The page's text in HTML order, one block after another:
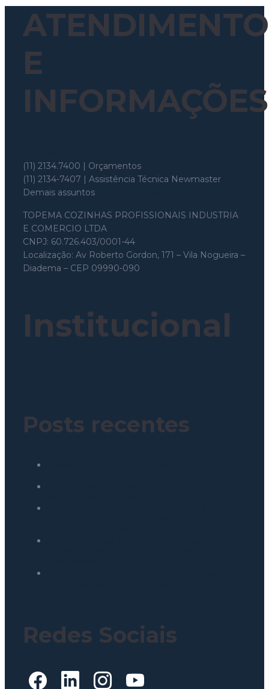
ATENDIMENTO
E
INFORMAÇÕES
(11) 2134.7400 | Orçamentos
(11) 2134-7407 | Assistência Técnica Newmaster
Demais assuntos
TOPEMA COZINHAS PROFISSIONAIS INDUSTRIA
E COMERCIO LTDA
CNPJ: 60.726.403/0001-44
Localização: Av Roberto Gordon, 171 – Vila Nogueira –
Diadema – CEP 09990-090
Institucional
Posts recentes
Redes Sociais